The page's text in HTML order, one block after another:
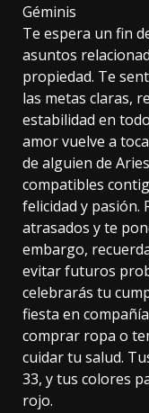
Géminis
Te espera un fin
asuntos
propiedad. Te
las metas claras,
estabilidad en
amor vuelve a
de alguien de
compatibles
felicidad y pasión.
atrasados y te
embargo,
evitar futuros
celebrarás tu
fiesta en
comprar ropa o
cuidar tu salud.
33, y tus colores
rojo.